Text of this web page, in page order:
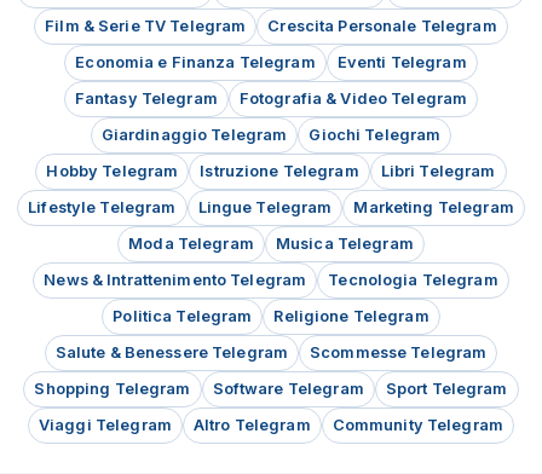
Film & Serie TV Telegram
Crescita Personale Telegram
Economia e Finanza Telegram
Eventi Telegram
Fantasy Telegram
Fotografia & Video Telegram
Giardinaggio Telegram
Giochi Telegram
Hobby Telegram
Istruzione Telegram
Libri Telegram
Lifestyle Telegram
Lingue Telegram
Marketing Telegram
Moda Telegram
Musica Telegram
News & Intrattenimento Telegram
Tecnologia Telegram
Politica Telegram
Religione Telegram
Salute & Benessere Telegram
Scommesse Telegram
Shopping Telegram
Software Telegram
Sport Telegram
Viaggi Telegram
Altro Telegram Community Telegram